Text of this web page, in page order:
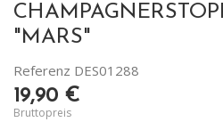
"MARS"
Referenz DES01288
19,90 €
Bruttopreis